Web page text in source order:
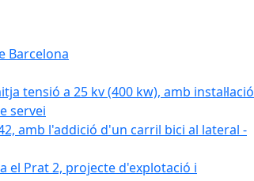
Barcelona
tensió a 25 kv (400 kw), amb instal·lació
servei
amb l'addició d'un carril bici al lateral -
el Prat 2, projecte d'explotació i